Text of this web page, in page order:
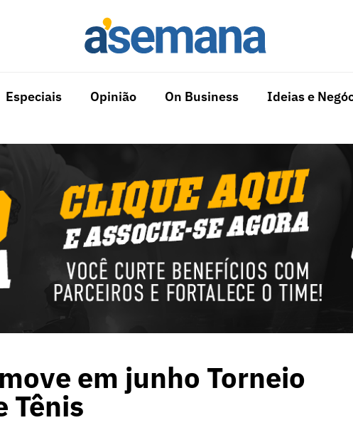
Especiais Opinião On Business Ideias e
em junho Torneio
Tênis